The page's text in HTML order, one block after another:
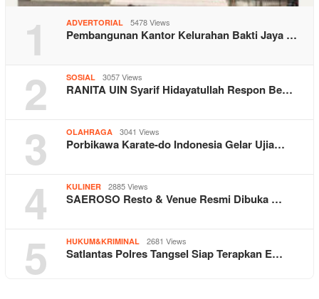
1 ADVERTORIAL 5478 Views
Pembangunan Kantor Kelurahan Bakti Jaya …
2 SOSIAL 3057 Views
RANITA UIN Syarif Hidayatullah Respon Be…
3 OLAHRAGA 3041 Views
Porbikawa Karate-do Indonesia Gelar Ujia…
4 KULINER 2885 Views
SAEROSO Resto & Venue Resmi Dibuka …
5 HUKUM&KRIMINAL 2681 Views
Satlantas Polres Tangsel Siap Terapkan E…